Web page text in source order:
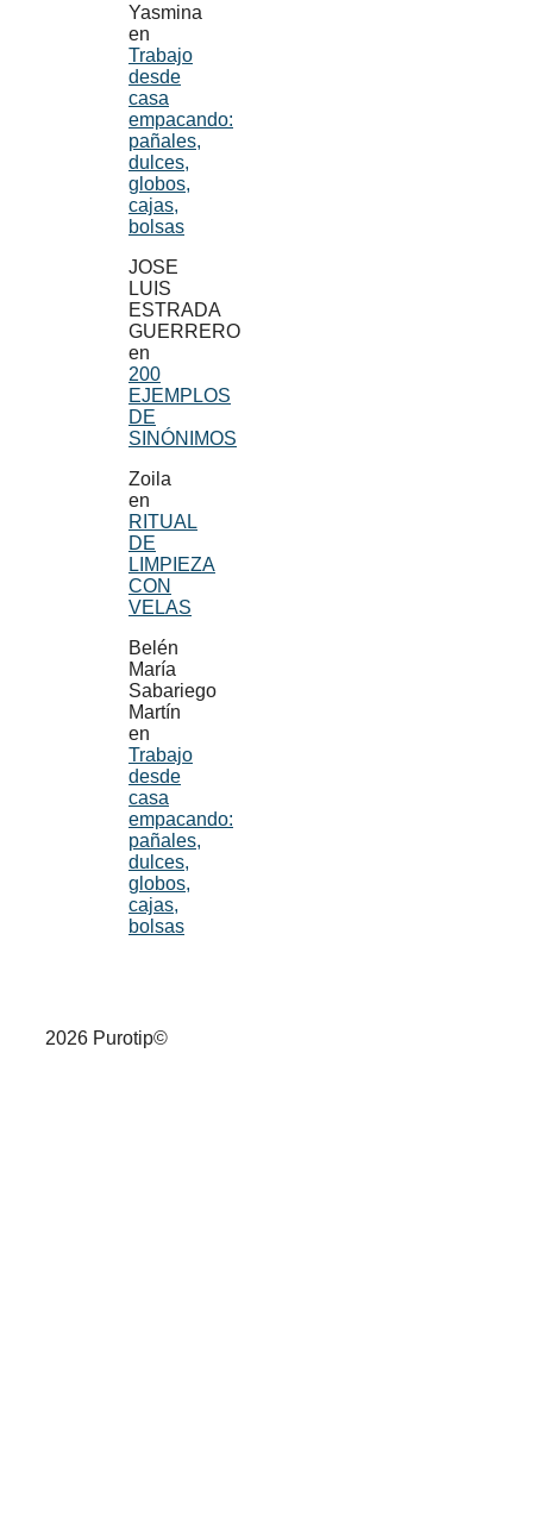
Yasmina
en
Trabajo
desde
casa
empacando:
pañales,
dulces,
globos,
cajas,
bolsas
JOSE
LUIS
ESTRADA
GUERRERO
en
200
EJEMPLOS
DE
SINÓNIMOS
Zoila
en
RITUAL
DE
LIMPIEZA
CON
VELAS
Belén
María
Sabariego
Martín
en
Trabajo
desde
casa
empacando:
pañales,
dulces,
globos,
cajas,
bolsas
2026 Purotip©